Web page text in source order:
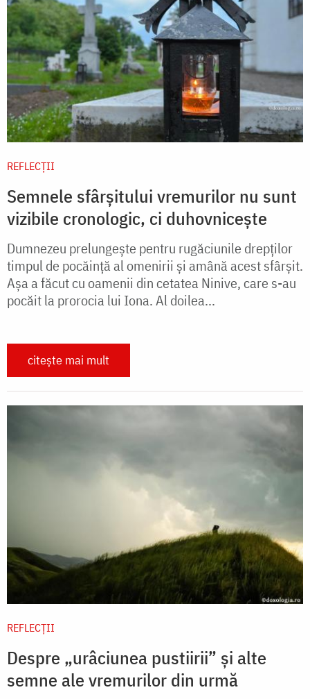
REFLECȚII
Semnele sfârșitului vremurilor nu sunt
vizibile cronologic, ci duhovnicește
Dumnezeu prelungește pentru rugăciunile drepților
timpul de pocăință al omenirii și amână acest sfârșit.
Așa a făcut cu oamenii din cetatea Ninive, care s-au
pocăit la prorocia lui Iona. Al doilea...
citește mai mult
REFLECȚII
Despre „urâciunea pustiirii” și alte
semne ale vremurilor din urmă